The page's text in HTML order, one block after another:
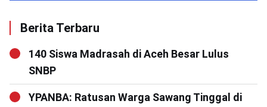
Berita Terbaru
140 Siswa Madrasah di Aceh Besar Lulus
SNBP
YPANBA: Ratusan Warga Sawang Tinggal di